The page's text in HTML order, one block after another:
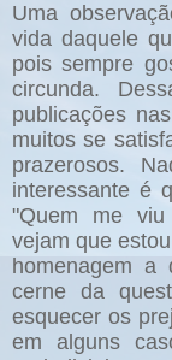
Uma
vida daquele
pois sempre
circunda.
publicações
muitos se
prazerosos.
interessante é
"Quem me viu
vejam que
homenagem
cerne da
esquecer os
em alguns